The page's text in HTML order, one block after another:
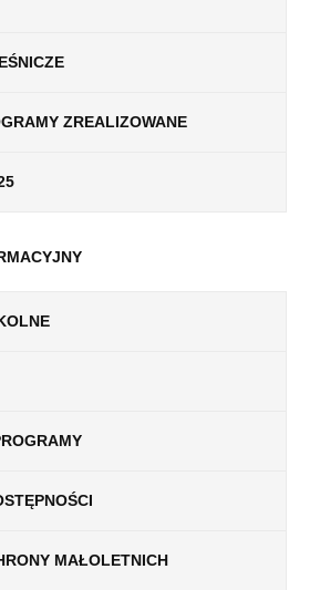
ZREALIZOWANE
MAŁOLETNICH